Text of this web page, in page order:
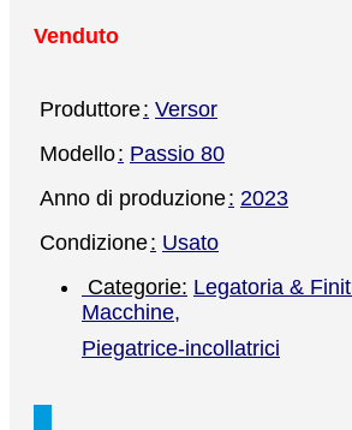
Venduto
Produttore Versor
Modello Passio 80
Anno di produzione 2023
Condizione Usato
Legatoria &
Macchine
,
Piegatrice-incollatrici